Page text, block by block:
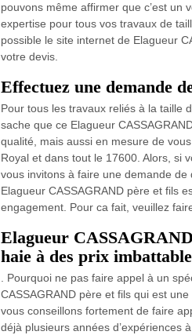
pouvons même affirmer que c’est un
expertise pour tous vos travaux de
possible le site internet de Elagueur
votre devis.
Effectuez une demande
Pour tous les travaux reliés à la taille
sache que ce Elagueur
qualité, mais aussi en mesure de
Royal et dans tout le 17600. Alors, si
vous invitons à faire une demande
Elagueur CASSAGRAND père et fils
engagement. Pour ca fait, veuillez
Elagueur
haie à des prix
. Pourquoi ne pas faire appel à un
CASSAGRAND père et fils qui est
vous conseillons fortement de faire
déjà plusieurs années d’expériences